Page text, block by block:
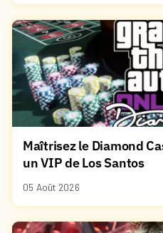
Maîtrisez le Diamond
un VIP de Los Santos
05 Août 2026